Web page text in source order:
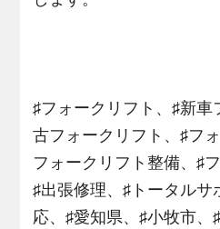
♯フォークリフト、♯新車
古フォークリフト、♯フ
フォークリフト整備、♯
♯出張修理、♯トータルサ
応、♯愛知県、♯小牧市、